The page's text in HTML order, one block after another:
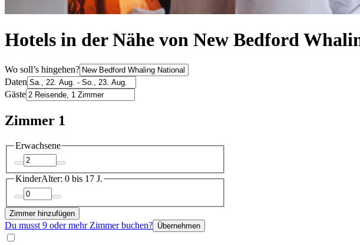
Hotels in der Nähe von New Bedford
Wo soll’s hingehen?
Daten
Gäste
Zimmer 1
Erwachsene
KinderAlter: 0 bis 17 J.
Zimmer hinzufügen
Du musst 9 oder mehr Zimmer buchen? Übernehmen